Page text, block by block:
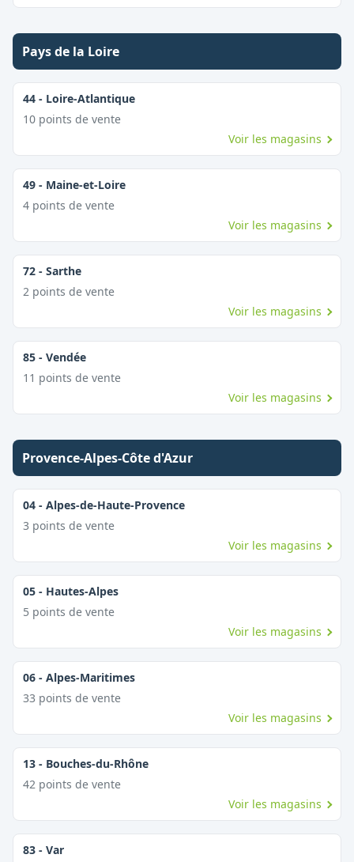
Pays de la Loire
44 - Loire-Atlantique
10 points de vente
Voir les magasins
49 - Maine-et-Loire
4 points de vente
Voir les magasins
72 - Sarthe
2 points de vente
Voir les magasins
85 - Vendée
11 points de vente
Voir les magasins
Provence-Alpes-Côte d'Azur
04 - Alpes-de-Haute-Provence
3 points de vente
Voir les magasins
05 - Hautes-Alpes
5 points de vente
Voir les magasins
06 - Alpes-Maritimes
33 points de vente
Voir les magasins
13 - Bouches-du-Rhône
42 points de vente
Voir les magasins
83 - Var